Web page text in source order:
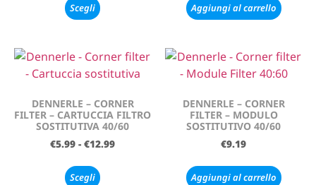
Scegli Aggiungi al carrello
DENNERLE – CORNER
FILTER – CARTUCCIA FILTRO
SOSTITUTIVA 40/60
€5.99 - €12.99
Scegli
DENNERLE – CORNER
FILTER – MODULO
SOSTITUTIVO 40/60
€9.19
Aggiungi al carrello